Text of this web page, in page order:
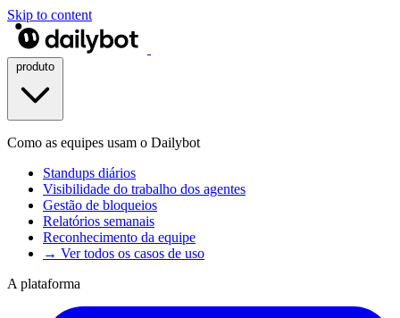
Skip to content
Como as equipes usam o Dailybot
Standups diários
Visibilidade do trabalho dos agentes
Gestão de bloqueios
Relatórios semanais
Reconhecimento da equipe
→ Ver todos os casos de uso
A plataforma